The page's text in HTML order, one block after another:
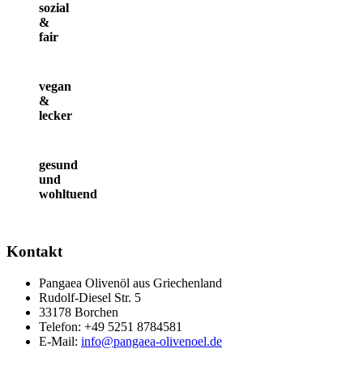
sozial
&
fair
vegan
&
lecker
gesund
und
wohltuend
Kontakt
Pangaea Olivenöl aus Griechenland
Rudolf-Diesel Str. 5
33178 Borchen
Telefon: +49 5251 8784581
E-Mail: info@pangaea-olivenoel.de